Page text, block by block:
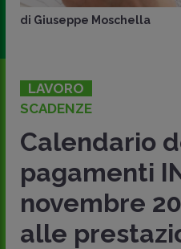
di Giuseppe Moschella
LAVORO
SCADENZE
Calendario
pagamenti
novembre
alle